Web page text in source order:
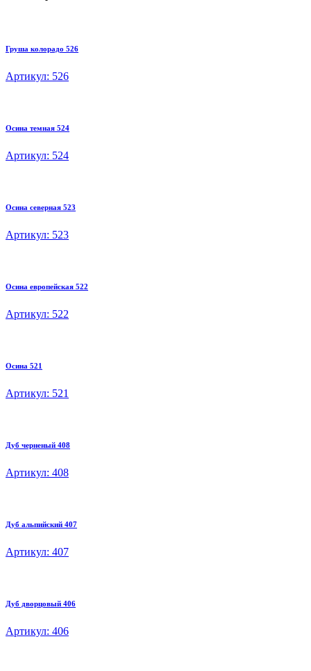
Груша колорадо 526
Артикул: 526
Осина темная 524
Артикул: 524
Осина северная 523
Артикул: 523
Осина европейская 522
Артикул: 522
Осина 521
Артикул: 521
Дуб черненый 408
Артикул: 408
Дуб альпийский 407
Артикул: 407
Дуб дворцовый 406
Артикул: 406